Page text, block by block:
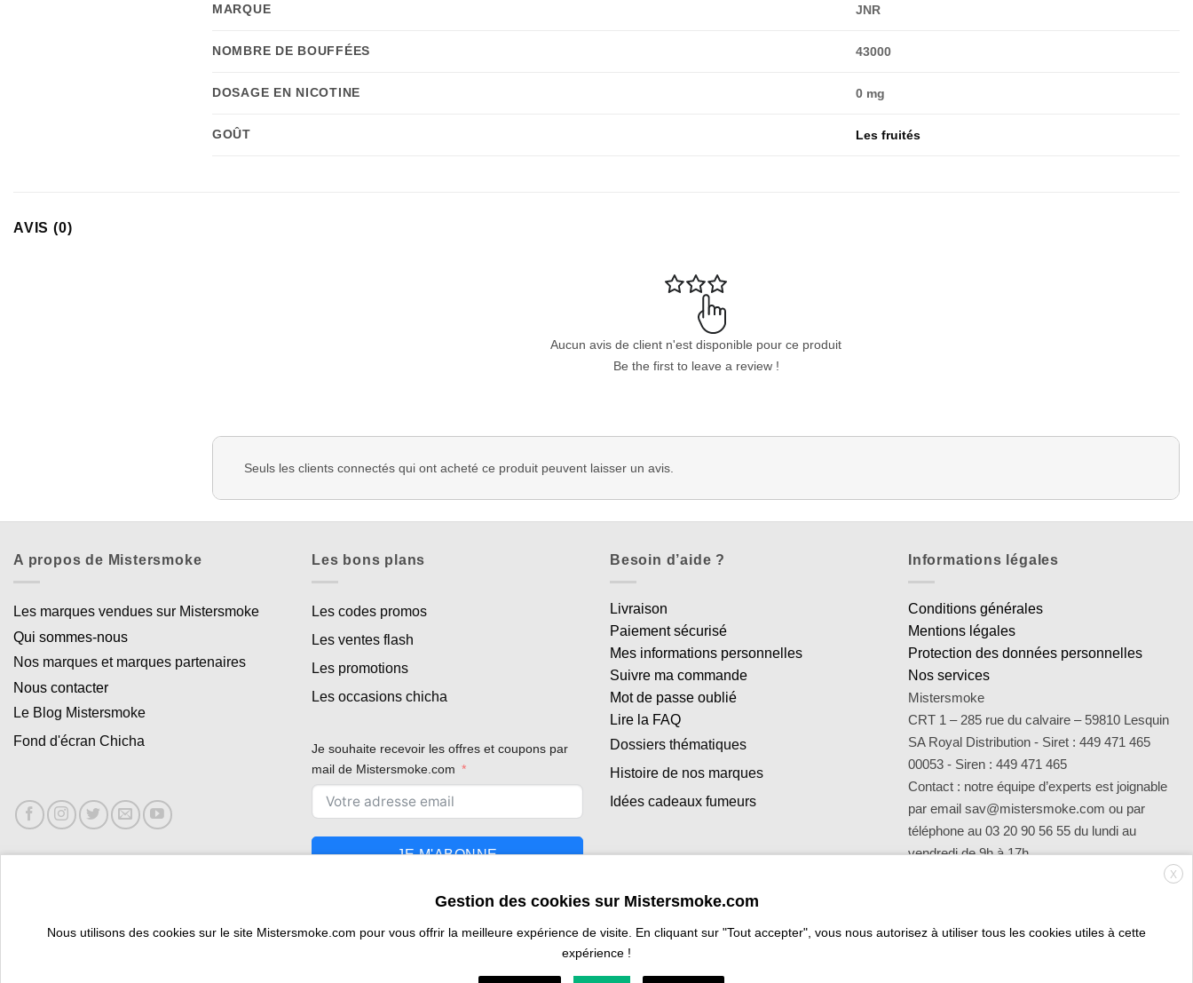
MARQUE JNR
NOMBRE DE BOUFFÉES 43000
DOSAGE EN NICOTINE 0 mg
GOÛT Les fruités
AVIS (0)
Aucun avis de client n'est disponible pour ce produit
Be the first to leave a review !
Seuls les clients connectés qui ont acheté ce produit peuvent laisser un avis.
A propos de Mistersmoke
Les marques vendues sur Mistersmoke
Qui sommes-nous
Nos marques et marques partenaires
Nous contacter
Le Blog Mistersmoke
Fond d'écran Chicha
Les bons plans
Les codes promos
Les ventes flash
Les promotions
Les occasions chicha
Je souhaite recevoir les offres et coupons par
mail de Mistersmoke.com
JE M'ABONNE
Besoin d’aide ?
Livraison
Paiement sécurisé
Mes informations personnelles
Suivre ma commande
Mot de passe oublié
Lire la FAQ
Dossiers thématiques
Histoire de nos marques
Idées cadeaux fumeurs
Informations légales
Conditions générales
Mentions légales
Protection des données personnelles
Nos services
Mistersmoke
CRT 1 – 285 rue du calvaire – 59810 Lesquin
SA Royal Distribution - Siret : 449 471 465
00053 - Siren : 449 471 465
Contact : notre équipe d’experts est joignable
par email sav@mistersmoke.com ou par
téléphone au 03 20 90 56 55 du lundi au
vendredi de 9h à 17h.
X
Gestion des cookies sur Mistersmoke.com
Nous utilisons des cookies sur le site Mistersmoke.com pour vous offrir la meilleure expérience de visite. En cliquant sur "Tout accepter", vous nous autorisez à utiliser tous les cookies utiles à cette
expérience !